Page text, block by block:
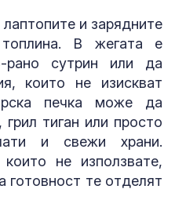
и зарядните
топлина. В жегата е
рано сутрин или да
които не изискват
печка може да
грил тиган или просто
и свежи храни.
не използвате,
те отделят